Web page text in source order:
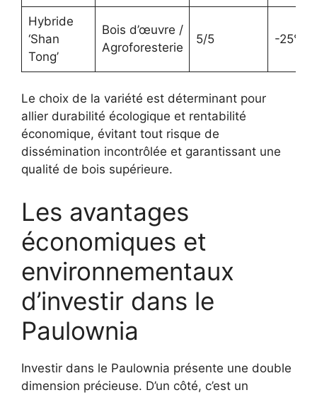
Hybride
‘Shan
Tong’
Bois d’œuvre /
Agroforesterie
5/5 -25°C
Le choix de la variété est déterminant pour
allier durabilité écologique et rentabilité
économique, évitant tout risque de
dissémination incontrôlée et garantissant une
qualité de bois supérieure.
Les avantages
économiques et
environnementaux
d’investir dans le
Paulownia
Investir dans le Paulownia présente une double
dimension précieuse. D’un côté, c’est un